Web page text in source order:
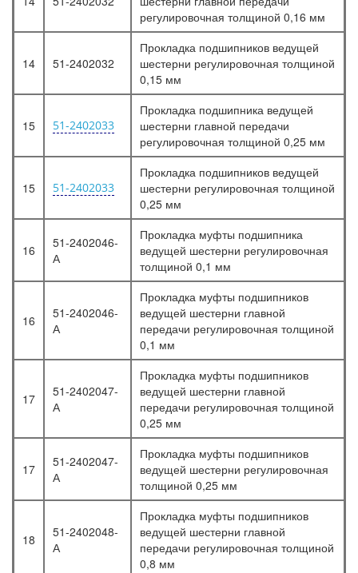
регулировочная толщиной 0,16 мм
14 51-2402032
Прокладка подшипников ведущей
шестерни регулировочная толщиной
0,15 мм
15 51-2402033
Прокладка подшипника ведущей
шестерни главной передачи
регулировочная толщиной 0,25 мм
15 51-2402033
Прокладка подшипников ведущей
шестерни регулировочная толщиной
0,25 мм
16
51-2402046-
А
Прокладка муфты подшипника
ведущей шестерни регулировочная
толщиной 0,1 мм
16
51-2402046-
А
Прокладка муфты подшипников
ведущей шестерни главной
передачи регулировочная толщиной
0,1 мм
17
51-2402047-
А
Прокладка муфты подшипников
ведущей шестерни главной
передачи регулировочная толщиной
0,25 мм
17
51-2402047-
А
Прокладка муфты подшипников
ведущей шестерни регулировочная
толщиной 0,25 мм
18
51-2402048-
А
Прокладка муфты подшипников
ведущей шестерни главной
передачи регулировочная толщиной
0,8 мм